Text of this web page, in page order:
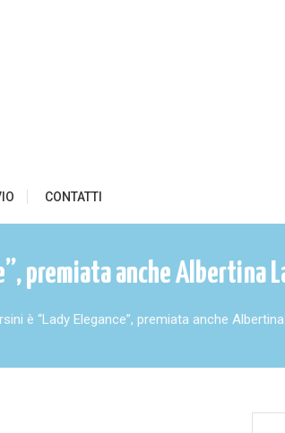
CONTATTI
premiata anche Albertina
è “Lady Elegance”, premiata anche